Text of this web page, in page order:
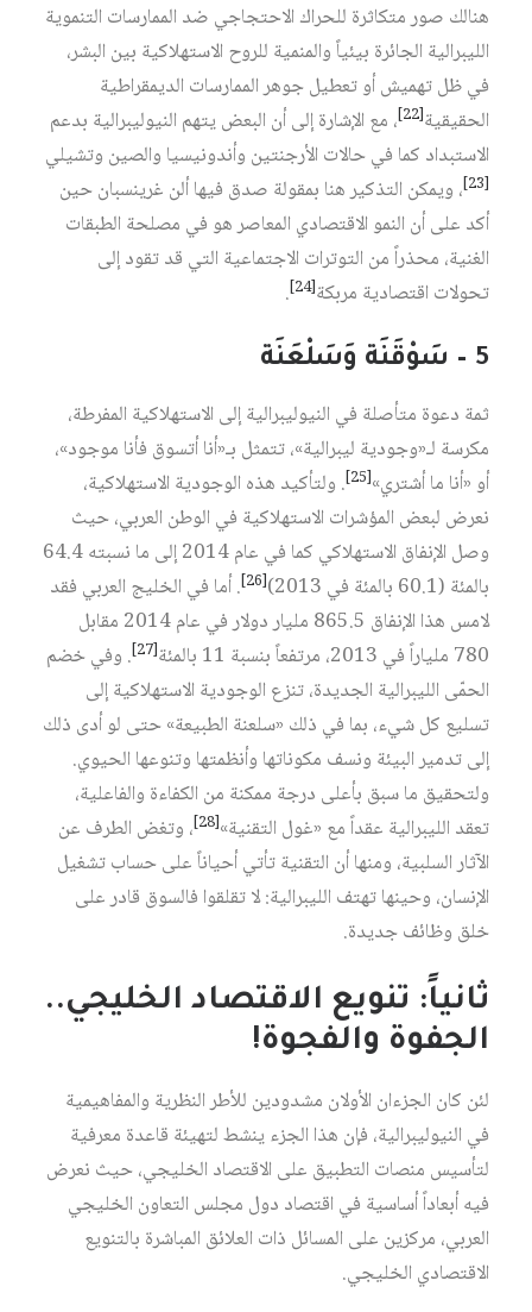
هنالك صور متكاثرة للحراك الاحتجاجي ضد الممارسات التنموية
الليبرالية الجائرة بيئياً والمنمية للروح الاستهلاكية بين البشر،
في ظل تهميش أو تعطيل جوهر الممارسات الديمقراطية
الحقيقية[22]
، مع الإشارة إلى أن البعض يتهم النيوليبرالية بدعم
الاستبداد كما في حالات الأرجنتين وأندونيسيا والصين وتشيلي
[23]
، ويمكن التذكير هنا بمقولة صدق فيها ألن غرينسبان حين
أكد على أن النمو الاقتصادي المعاصر هو في مصلحة الطبقات
الغنية، محذراً من التوترات الاجتماعية التي قد تقود إلى
تحولات اقتصادية مربكة[24]
.
5 – سَوْقَنَة وَسَلْعَنَة
ثمة دعوة متأصلة في النيوليبرالية إلى الاستهلاكية المفرطة،
مكرسة لـ«وجودية ليبرالية»، تتمثل بـ«أنا أتسوق فأنا موجود»،
أو «أنا ما أشتري»[25]
. ولتأكيد هذه الوجودية الاستهلاكية،
نعرض لبعض المؤشرات الاستهلاكية في الوطن العربي، حيث
وصل الإنفاق الاستهلاكي كما في عام 2014 إلى ما نسبته 64.4
بالمئة (60.1 بالمئة في 2013)
[26]
. أما في الخليج العربي فقد
لامس هذا الإنفاق 865.5 مليار دولار في عام 2014 مقابل
780 ملياراً في 2013، مرتفعاً بنسبة 11 بالمئة
[27]
. وفي خضم
الحمّى الليبرالية الجديدة، تنزع الوجودية الاستهلاكية إلى
تسليع كل شيء، بما في ذلك «سلعنة الطبيعة» حتى لو أدى ذلك
إلى تدمير البيئة ونسف مكوناتها وأنظمتها وتنوعها الحيوي.
ولتحقيق ما سبق بأعلى درجة ممكنة من الكفاءة والفاعلية،
تعقد الليبرالية عقداً مع «غول التقنية»[28]
، وتغض الطرف عن
الآثار السلبية، ومنها أن التقنية تأتي أحياناً على حساب تشغيل
الإنسان، وحينها تهتف الليبرالية: لا تقلقوا فالسوق قادر على
خلق وظائف جديدة.
ثانياً: تنويع الاقتصاد الخليجي..
الجفوة والفجوة!
لئن كان الجزءان الأولان مشدودين للأطر النظرية والمفاهيمية
في النيوليبرالية، فإن هذا الجزء ينشط لتهيئة قاعدة معرفية
لتأسيس منصات التطبيق على الاقتصاد الخليجي، حيث نعرض
فيه أبعاداً أساسية في اقتصاد دول مجلس التعاون الخليجي
العربي، مركزين على المسائل ذات العلائق المباشرة بالتنويع
الاقتصادي الخليجي.